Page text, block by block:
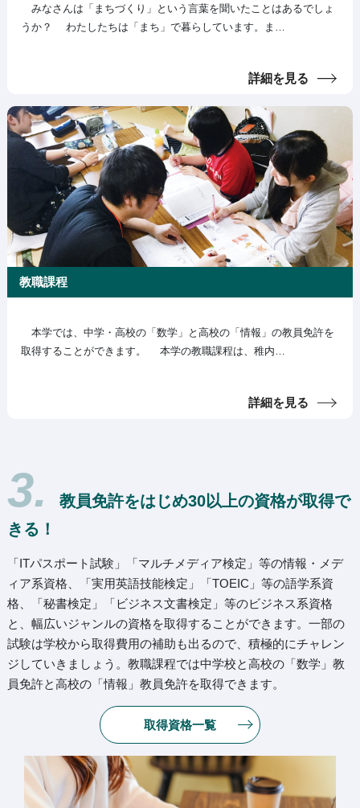
みなさんは「まちづくり」という言葉を聞いたことはあるでしょ
うか？ わたしたちは「まち」で暮らしています。ま…
詳細を見る
教職課程
本学では、中学・高校の「数学」と高校の「情報」の教員免許を
取得することができます。 本学の教職課程は、稚内…
詳細を見る
3.
教員免許をはじめ30以上の資格が取得で
きる！
「ITパスポート試験」「マルチメディア検定」等の情報・メデ
ィア系資格、「実用英語技能検定」「TOEIC」等の語学系資
格、「秘書検定」「ビジネス文書検定」等のビジネス系資格
と、幅広いジャンルの資格を取得することができます。一部の
試験は学校から取得費用の補助も出るので、積極的にチャレン
ジしていきましょう。教職課程では中学校と高校の「数学」教
員免許と高校の「情報」教員免許を取得できます。
取得資格一覧